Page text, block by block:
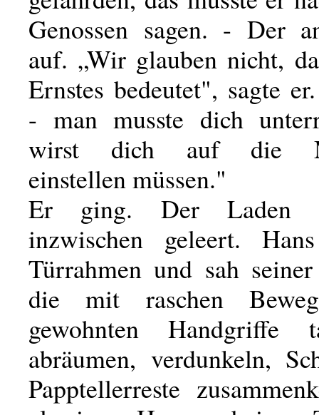
Genossen sagen. - Der
auf. „Wir glauben nicht,
Ernstes bedeutet", sagte
- man musste dich
wirst dich auf die
einstellen müssen."
Er ging. Der Laden
inzwischen geleert.
Türrahmen und sah
die mit raschen
gewohnten Handgriffe
abräumen, verdunkeln,
Papptellerreste